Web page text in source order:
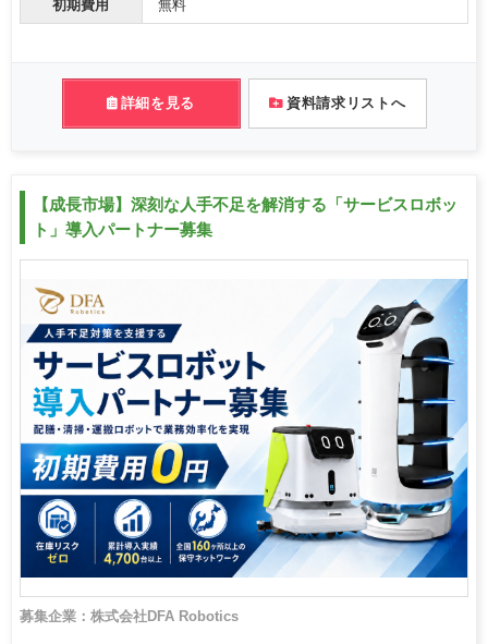
初期費用 無料
詳細を見る 資料請求リストへ
【成長市場】深刻な人手不足を解消する「サービスロボッ
ト」導入パートナー募集
募集企業：株式会社DFA Robotics